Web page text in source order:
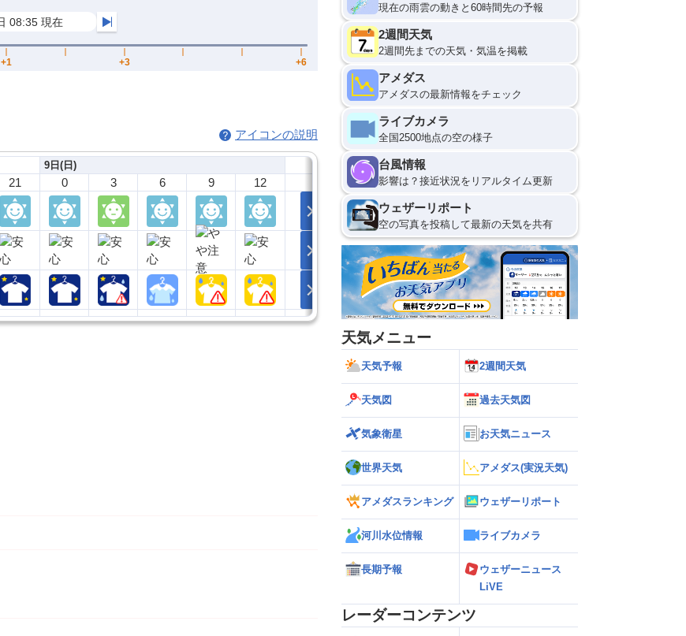
アイコンの説明
21
9日(日)
0 3 6 9 12
現在の雨雲の動きと60時間先の予報
2週間天気
2週間先までの天気・気温を掲載
アメダス
アメダスの最新情報をチェック
ライブカメラ
全国2500地点の空の様子
台風情報
影響は？接近状況をリアルタイム更新
ウェザーリポート
空の写真を投稿して最新の天気を共有
天気メニュー
天気予報 2週間天気
天気図 過去天気図
気象衛星 お天気ニュース
世界天気 アメダス(実況天気)
アメダスランキング ウェザーリポート
河川水位情報 ライブカメラ
長期予報
ウェザーニュース
LiVE
レーダーコンテンツ